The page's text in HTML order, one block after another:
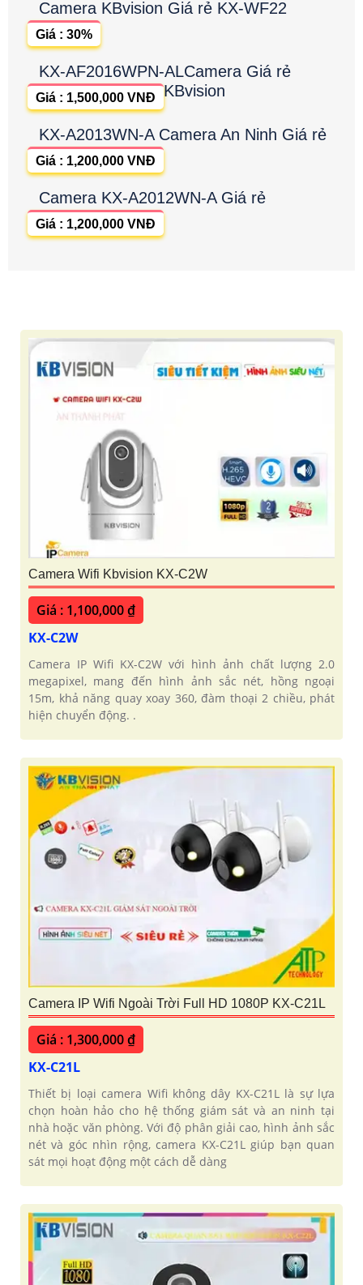
Camera KBvision Giá rẻ KX-WF22
Giá : 30%
KX-AF2016WPN-ALCamera Giá rẻ
KBvision
Giá : 1,500,000 VNĐ
KX-A2013WN-A Camera An Ninh Giá rẻ
Giá : 1,200,000 VNĐ
Camera KX-A2012WN-A Giá rẻ
Giá : 1,200,000 VNĐ
Camera Wifi Kbvision KX-C2W
Giá : 1,100,000 ₫
KX-C2W
Camera IP Wifi KX-C2W với hình ảnh chất lượng 2.0
megapixel, mang đến hình ảnh sắc nét, hồng ngoại
15m, khả năng quay xoay 360, đàm thoại 2 chiều, phát
hiện chuyển động. .
Camera IP Wifi Ngoài Trời Full HD 1080P KX-C21L
Giá : 1,300,000 ₫
KX-C21L
Thiết bị loại camera Wifi không dây KX-C21L là sự lựa
chọn hoàn hảo cho hệ thống giám sát và an ninh tại
nhà hoặc văn phòng. Với độ phân giải cao, hình ảnh sắc
nét và góc nhìn rộng, camera KX-C21L giúp bạn quan
sát mọi hoạt động một cách dễ dàng